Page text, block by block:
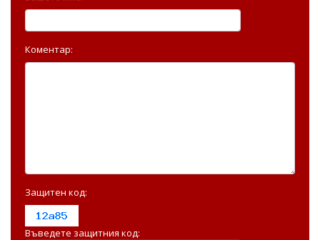
Коментар:
Защитен код:
Въведете защитния код: